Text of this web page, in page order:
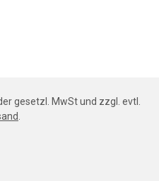
gesetzl. MwSt und zzgl. evtl.